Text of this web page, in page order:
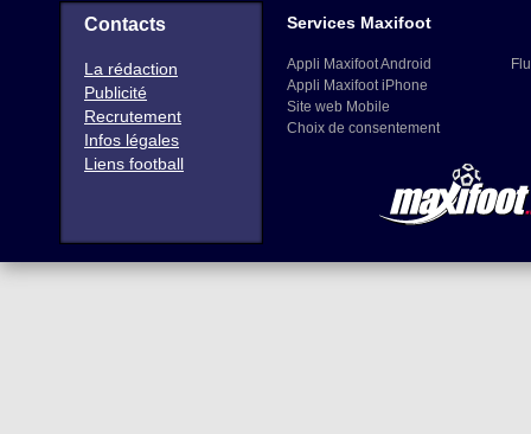
Contacts
La rédaction
Publicité
Recrutement
Infos légales
Liens football
Services Maxifoot
Appli Maxifoot Android
Appli Maxifoot iPhone
Site web Mobile
Choix de consentement